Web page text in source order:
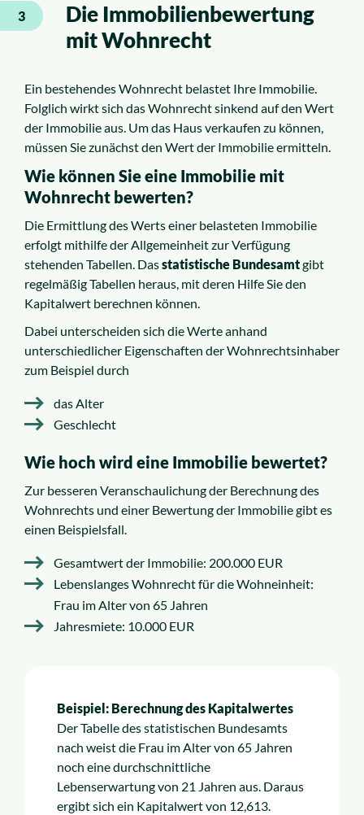
3
Die Immobilienbewertung
mit Wohnrecht
Ein bestehendes Wohnrecht belastet Ihre Immobilie.
Folglich wirkt sich das Wohnrecht sinkend auf den Wert
der Immobilie aus. Um das Haus verkaufen zu können,
müssen Sie zunächst den Wert der Immobilie ermitteln.
Wie können Sie eine Immobilie mit
Wohnrecht bewerten?
Die Ermittlung des Werts einer belasteten Immobilie
erfolgt mithilfe der Allgemeinheit zur Verfügung
stehenden Tabellen. Dasstatistische Bundesamtgibt
regelmäßig Tabellen heraus, mit deren Hilfe Sie den
Kapitalwert berechnen können.
Dabei unterscheiden sich die Werte anhand
unterschiedlicher Eigenschaften der Wohnrechtsinhaber
zum Beispiel durch
das Alter
Geschlecht
Wie hoch wird eine Immobilie bewertet?
Zur besseren Veranschaulichung der Berechnung des
Wohnrechts und einer Bewertung der Immobilie gibt es
einen Beispielsfall.
Gesamtwert der Immobilie: 200.000 EUR
Lebenslanges Wohnrecht für die Wohneinheit:
Frau im Alter von 65 Jahren
Jahresmiete: 10.000 EUR
Beispiel: Berechnung des Kapitalwertes
Der Tabelle des statistischen Bundesamts
nach weist die Frau im Alter von 65 Jahren
noch eine durchschnittliche
Lebenserwartung von 21 Jahren aus. Daraus
ergibt sich ein Kapitalwert von 12,613.